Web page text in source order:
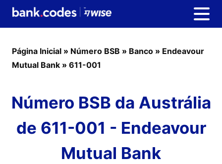
Página Inicial » Número BSB » Banco » Endeavour
Mutual Bank » 611-001
Número BSB da Austrália
de 611-001 - Endeavour
Mutual Bank